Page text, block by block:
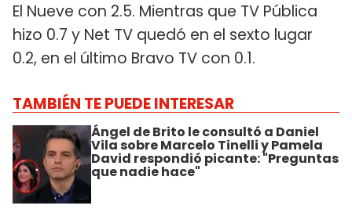
El Nueve con 2.5. Mientras que TV Pública
hizo 0.7 y Net TV quedó en el sexto lugar
0.2, en el último Bravo TV con 0.1.
TAMBIÉN TE PUEDE INTERESAR
Ángel de Brito le consultó a Daniel
Vila sobre Marcelo Tinelli y Pamela
David respondió picante: "Preguntas
que nadie hace"